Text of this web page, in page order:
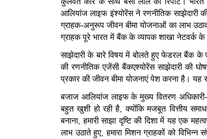
आलियांज लाइफ इंश्योरेंस ने रणनीतिक साझेदारी
ग्राहक-अनुरूप जीवन बीमा योजनाओं का लाभ
ग्राहक पूरे भारत में बैंक के व्यापक शाखा नेटवर्क
साझेदारी के बारे विषय में बोलते हुए फेडरल बैंक के
की रणनीतिक एजेंसी बैंकएश्योरेंस साझेदारी की
प्रकार की जीवन बीमा योजनाएं पेश करना है। यह
बजाज आलियांज लाइफ के मुख्य वितरण
बहुत खुशी हो रही है, क्योंकि मजबूत वित्तीय
बनाना, हमारी साझा दृष्टि की दिशा में यह एक
लाभ उठाते हुए, हमारा मिशन ग्राहकों को